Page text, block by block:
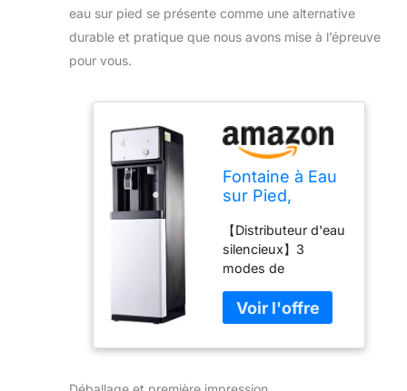
eau sur pied se présente comme une alternative
durable et pratique que nous avons mise à l’épreuve
pour vous.
Fontaine à Eau
sur Pied,
Boire
Commerciale,
Distributeur
d'eau, Machine
à Refroidisseur
d'eau,
distributeurs
domestiques
【Distributeur d'eau
silencieux】3
modes de
l'eau :
refroidissement,
température
chaude,